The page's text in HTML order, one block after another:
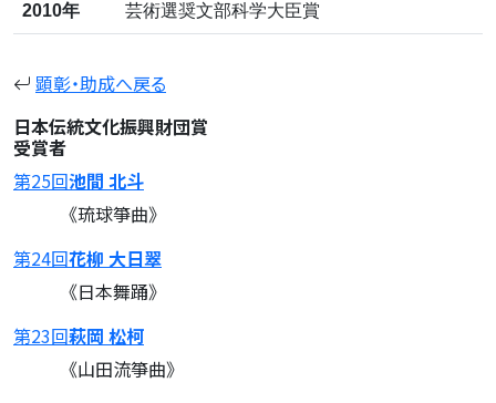
2010年 芸術選奨文部科学大臣賞
顕彰・助成へ戻る
日本伝統文化振興財団賞
受賞者
第25回池間 北斗
《琉球箏曲》
第24回花柳 大日翠
《日本舞踊》
第23回萩岡 松柯
《山田流箏曲》